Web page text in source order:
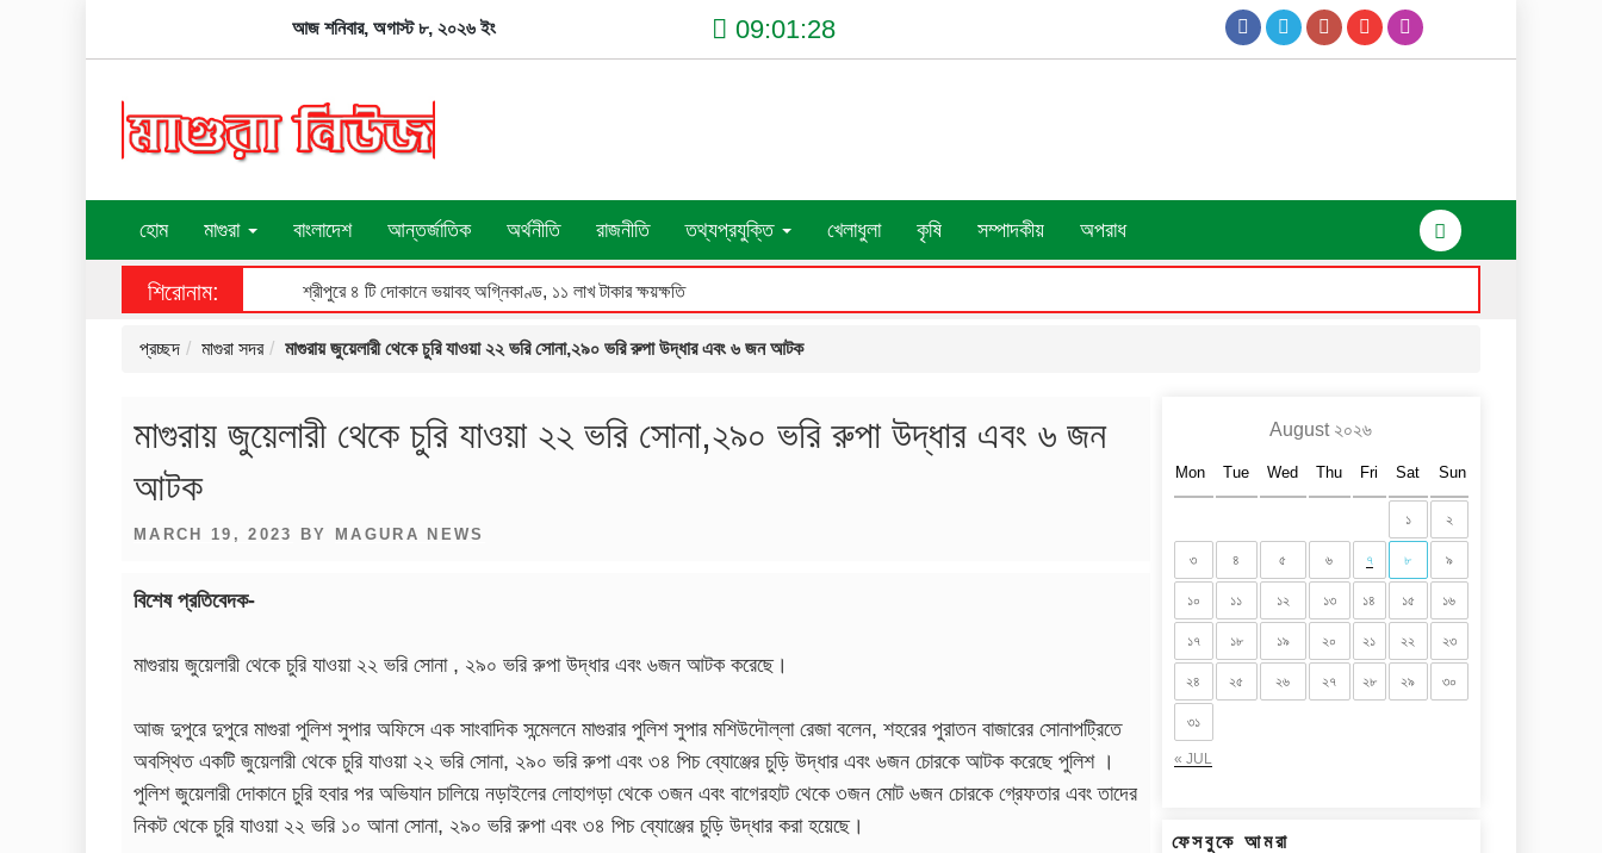
আজ শনিবার, অগাস্ট ৮, ২০২৬ ইং 09:01:28
হোম মাগুরা বাংলাদেশ আন্তর্জাতিক অর্থনীতি রাজনীতি তথ্যপ্রযুক্তি খেলাধুলা কৃষি সম্পাদকীয় অপরাধ
শিরোনাম: শ্রীপুরে ৪ টি দোকানে ভয়াবহ অগ্নিকাণ্ড, ১১ লাখ টাকার ক্ষয়ক্ষতি
প্রচ্ছদ মাগুরা সদর মাগুরায় জুয়েলারী থেকে চুরি যাওয়া ২২ ভরি সোনা,২৯০ ভরি রুপা উদ্ধার এবং ৬ জন আটক
মাগুরায় জুয়েলারী থেকে চুরি যাওয়া ২২ ভরি সোনা,২৯০ ভরি রুপা উদ্ধার এবং ৬ জন
আটক
POSTED
MARCH 19, 2023 BY MAGURA NEWS
বিশেষ প্রতিবেদক-
মাগুরায় জুয়েলারী থেকে চুরি যাওয়া ২২ ভরি সোনা , ২৯০ ভরি রুপা উদ্ধার এবং ৬জন আটক করেছে।
আজ দুপুরে দুপুরে মাগুরা পুলিশ সুপার অফিসে এক সাংবাদিক সন্মেলনে মাগুরার পুলিশ সুপার মশিউদৌল্লা রেজা বলেন, শহরের পুরাতন বাজারের সোনাপট্রিতে
অবস্থিত একটি জুয়েলারী থেকে চুরি যাওয়া ২২ ভরি সোনা, ২৯০ ভরি রুপা এবং ৩৪ পিচ ব্যোঞ্জের চুড়ি উদ্ধার এবং ৬জন চোরকে আটক করেছে পুলিশ ।
পুলিশ জুয়েলারী দোকানে চুরি হবার পর অভিযান চালিয়ে নড়াইলের লোহাগড়া থেকে ৩জন এবং বাগেরহাট থেকে ৩জন মোট ৬জন চোরকে গ্রেফতার এবং তাদের
নিকট থেকে চুরি যাওয়া ২২ ভরি ১০ আনা সোনা, ২৯০ ভরি রুপা এবং ৩৪ পিচ ব্যোঞ্জের চুড়ি উদ্ধার করা হয়েছে।
August ২০২৬
Mon Tue Wed Thu Fri Sat Sun
« JUL
১ ২
৩ ৪ ৫ ৬ ৭ ৮ ৯
১০ ১১ ১২ ১৩ ১৪ ১৫ ১৬
১৭ ১৮ ১৯ ২০ ২১ ২২ ২৩
২৪ ২৫ ২৬ ২৭ ২৮ ২৯ ৩০
৩১
ফেসবুকে আমরা